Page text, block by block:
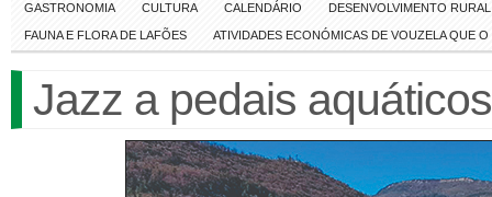
GASTRONOMIA CULTURA CALENDÁRIO DESENVOLVIMENTO RURAL
FAUNA E FLORA DE LAFÕES ATIVIDADES ECONÓMICAS DE VOUZELA QUE
Jazz a pedais